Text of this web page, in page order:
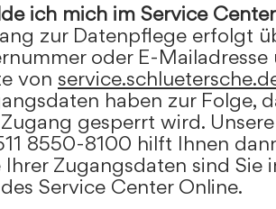
ich mich im Service
zur Datenpflege erfolgt
oder E-
von
haben zur Folge,
gesperrt wird.
8550-8100 hilft Ihnen
Ihrer Zugangsdaten sind Sie
Service Center Online.